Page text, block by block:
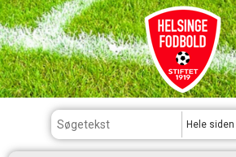
Hele siden